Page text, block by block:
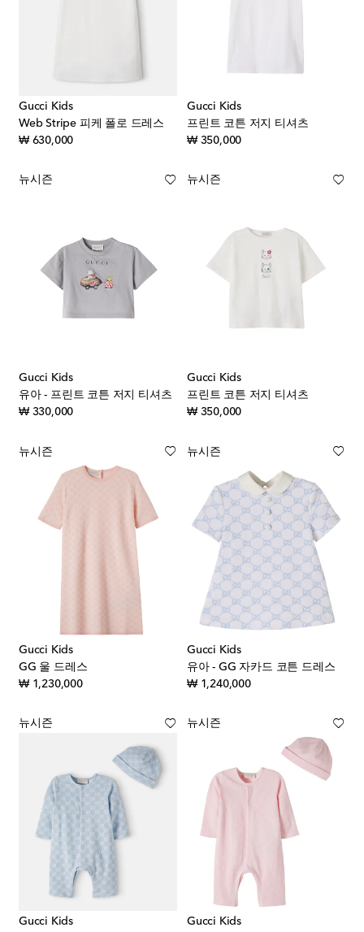
Gucci Kids
Web Stripe 피케 폴로 드레스
₩ 630,000original price
Gucci Kids
프린트 코튼 저지 티셔츠
₩ 350,000original price
뉴시즌
Gucci Kids
유아 - 프린트 코튼 저지 티셔츠
₩ 330,000original price
뉴시즌
Gucci Kids
프린트 코튼 저지 티셔츠
₩ 350,000original price
뉴시즌
Gucci Kids
GG 울 드레스
₩ 1,230,000original price
뉴시즌
Gucci Kids
유아 - GG 자카드 코튼 드레스
₩ 1,240,000original price
뉴시즌
Gucci Kids
뉴시즌
Gucci Kids